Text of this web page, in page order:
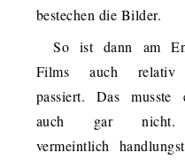
bestechen die Bilder.
So ist dann am
Films auch relativ
passiert. Das musste
auch gar
vermeintlich